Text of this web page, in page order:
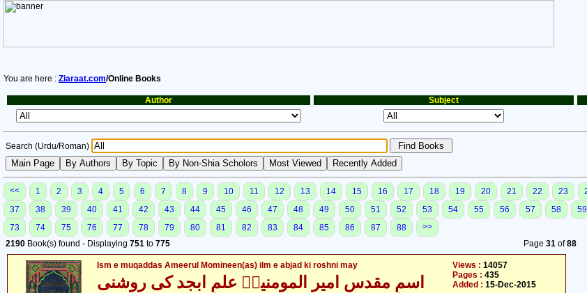
You are here : Ziaraat.com/Online Books
Author Subject
Search (Urdu/Roman)
<< 1 2 3 4 5 6 7 8 9 10 11 12 13 14 15 16 17 18 19 20 21 22 23
37
38 39 40 41 42 43 44 45 46 47 48 49 50 51 52 53 54 55 56 57 58 59
73
74 75 76 77 78 79 80 81 82 83 84 85 86 87 88
>>
2190 Book(s) found - Displaying 751 to 775 Page 31of88
Ism e muqaddas Ameerul Momineen(as) ilm e abjad ki roshni may
اسمِ مقدس امیر المومنینؑ علمِ ابجد کی روشنی
Views : 14057
Pages : 435
Added : 15-Dec-2015